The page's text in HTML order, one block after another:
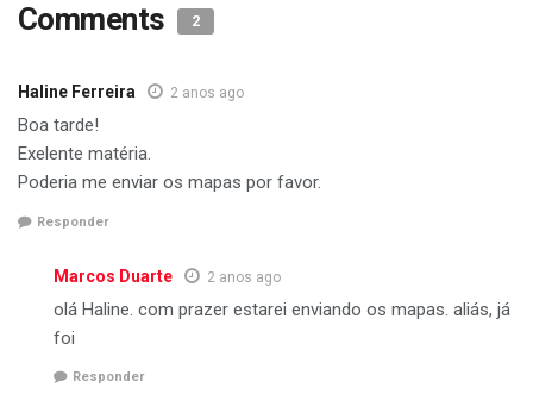
Comments 2
Haline Ferreira 2 anos ago
Boa tarde!
Exelente matéria.
Poderia me enviar os mapas por favor.
Responder
Marcos Duarte 2 anos ago
olá Haline. com prazer estarei enviando os mapas. aliás, já
foi
Responder